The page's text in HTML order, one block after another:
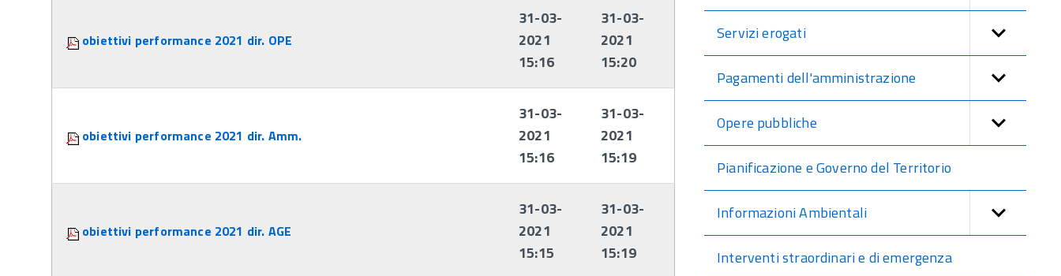
obiettivi performance 2021 dir. OPE
31-03-
2021
15:16
31-03-
2021
15:20
obiettivi performance 2021 dir. Amm.
31-03-
2021
15:16
31-03-
2021
15:19
obiettivi performance 2021 dir. AGE
31-03-
2021
15:15
31-03-
2021
15:19
Servizi erogati
Pagamenti dell'amministrazione
Opere pubbliche
Pianificazione e Governo del Territorio
Informazioni Ambientali
Interventi straordinari e di emergenza